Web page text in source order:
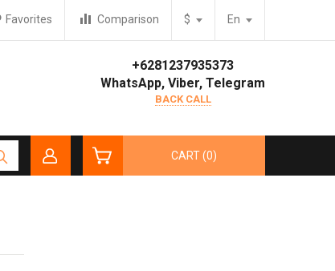
En
$
Comparison
Favorites
+6281237935373
WhatsApp, Viber, Telegram
BACK CALL
CART (0)